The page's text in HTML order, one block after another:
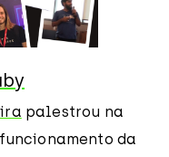
palestrou na
da